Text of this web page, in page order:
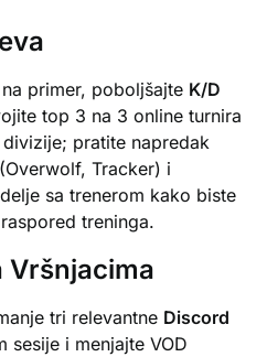
primer, poboljšajte K/D
top 3 na 3 online turnira
pratite napredak
Tracker) i
sa trenerom kako biste
treninga.
Vršnjacima
tri relevantne Discord
sesije i menjajte VOD